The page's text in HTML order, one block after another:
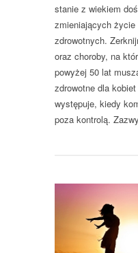
stanie z wiekiem
zmieniających życie
zdrowotnych.
oraz choroby, na
powyżej 50 lat
zdrowotne dla
występuje, kiedy
poza kontrolą.